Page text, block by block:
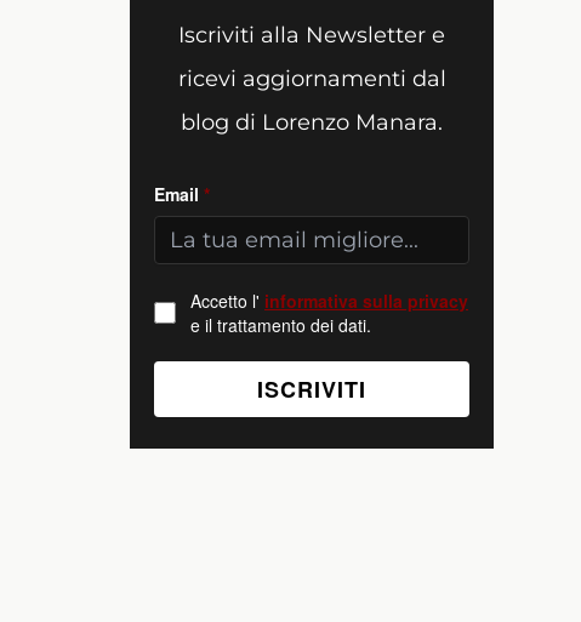
Iscriviti alla Newsletter e
ricevi aggiornamenti dal
blog di Lorenzo Manara.
Email *
Accetto l' informativa sulla privacy
e il trattamento dei dati.